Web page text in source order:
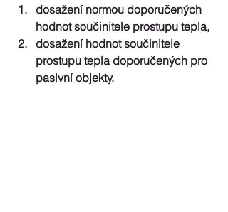
dosažení normou doporučených
hodnot součinitele prostupu tepla,
dosažení hodnot součinitele
prostupu tepla doporučených pro
pasivní objekty.